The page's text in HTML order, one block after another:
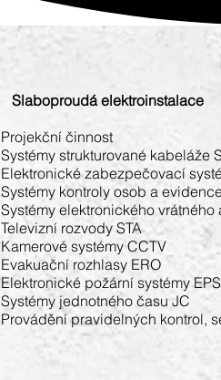
Slaboproudá elektroinstalace
Projekční činnost
Systémy strukturované kabeláže
Elektronické zabezpečovací
Systémy kontroly osob a
Systémy elektronického vrátného
Televizní rozvody STA
Kamerové systémy CCTV
Evakuační rozhlasy ERO
Elektronické požární systémy EPS
Systémy jednotného času JC
Provádění pravidelných kontrol,